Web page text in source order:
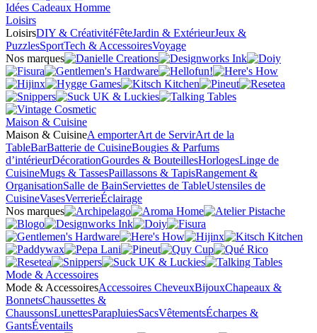
Idées Cadeaux Homme
Loisirs
LoisirsDIY & CréativitéFêteJardin & ExtérieurJeux &
PuzzlesSportTech & AccessoiresVoyage
Nos marques
Maison & Cuisine
Maison & CuisineA emporterArt de ServirArt de la
TableBarBatterie de CuisineBougies & Parfums
d’intérieurDécorationGourdes & BouteillesHorlogesLinge de
CuisineMugs & TassesPaillassons & TapisRangement &
OrganisationSalle de BainServiettes de TableUstensiles de
CuisineVasesVerrerieÉclairage
Nos marques
Mode & Accessoires
Mode & AccessoiresAccessoires CheveuxBijouxChapeaux &
BonnetsChaussettes &
ChaussonsLunettesParapluiesSacsVêtementsÉcharpes &
GantsÉventails